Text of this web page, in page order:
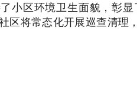
小区环境卫生面貌，彰
区将常态化开展巡查清理